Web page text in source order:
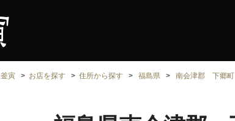
釜寅 お店を探す 住所から探す 福島県 南会津郡 下郷町